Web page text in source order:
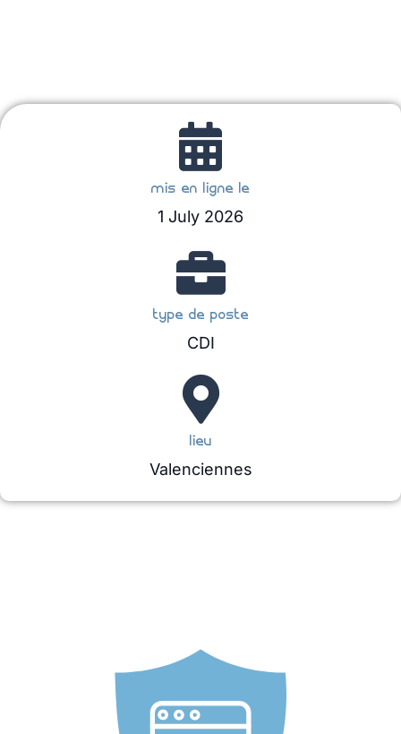
mis en ligne le
1 July 2026
type de poste
CDI
lieu
Valenciennes